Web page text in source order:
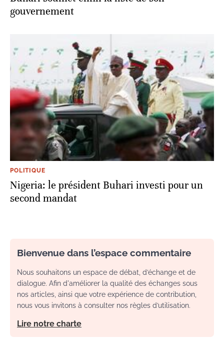
gouvernement
POLITIQUE
Nigeria: le président Buhari investi pour un
second mandat
Bienvenue dans l’espace commentaire
Nous souhaitons un espace de débat, d’échange et de
dialogue. Afin d'améliorer la qualité des échanges sous
nos articles, ainsi que votre expérience de contribution,
nous vous invitons à consulter nos règles d’utilisation.
Lire notre charte